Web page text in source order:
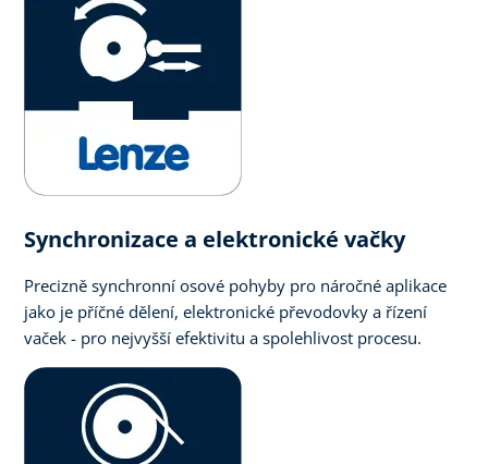
Synchronizace a elektronické vačky
Precizně synchronní osové pohyby pro náročné aplikace
jako je příčné dělení, elektronické převodovky a řízení
vaček - pro nejvyšší efektivitu a spolehlivost procesu.